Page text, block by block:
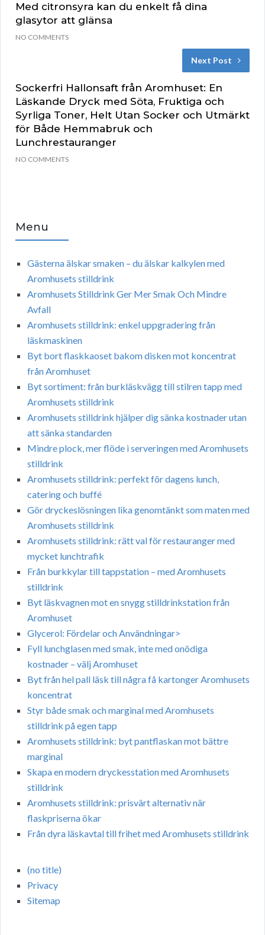
Med citronsyra kan du enkelt få dina
glasytor att glänsa
NO COMMENTS
Next Post
Sockerfri Hallonsaft från Aromhuset: En
Läskande Dryck med Söta, Fruktiga och
Syrliga Toner, Helt Utan Socker och Utmärkt
för Både Hemmabruk och
Lunchrestauranger
NO COMMENTS
Menu
Gästerna älskar smaken – du älskar kalkylen med
Aromhusets stilldrink
Aromhusets Stilldrink Ger Mer Smak Och Mindre
Avfall
Aromhusets stilldrink: enkel uppgradering från
läskmaskinen
Byt bort flaskkaoset bakom disken mot koncentrat
från Aromhuset
Byt sortiment: från burkläskvägg till stilren tapp med
Aromhusets stilldrink
Aromhusets stilldrink hjälper dig sänka kostnader utan
att sänka standarden
Mindre plock, mer flöde i serveringen med Aromhusets
stilldrink
Aromhusets stilldrink: perfekt för dagens lunch,
catering och buffé
Gör dryckeslösningen lika genomtänkt som maten med
Aromhusets stilldrink
Aromhusets stilldrink: rätt val för restauranger med
mycket lunchtrafik
Från burkkylar till tappstation – med Aromhusets
stilldrink
Byt läskvagnen mot en snygg stilldrinkstation från
Aromhuset
Glycerol: Fördelar och Användningar>
Fyll lunchglasen med smak, inte med onödiga
kostnader – välj Aromhuset
Byt från hel pall läsk till några få kartonger Aromhusets
koncentrat
Styr både smak och marginal med Aromhusets
stilldrink på egen tapp
Aromhusets stilldrink: byt pantflaskan mot bättre
marginal
Skapa en modern dryckesstation med Aromhusets
stilldrink
Aromhusets stilldrink: prisvärt alternativ när
flaskpriserna ökar
Från dyra läskavtal till frihet med Aromhusets stilldrink
(no title)
Privacy
Sitemap